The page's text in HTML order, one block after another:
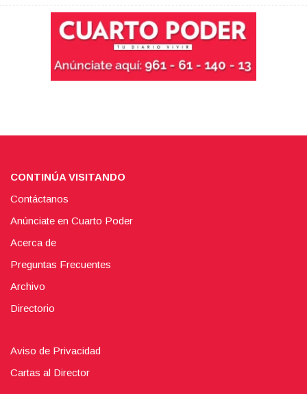
CONTINÚA VISITANDO
Contáctanos
Anúnciate en Cuarto Poder
Acerca de
Preguntas Frecuentes
Archivo
Directorio
Aviso de Privacidad
Cartas al Director